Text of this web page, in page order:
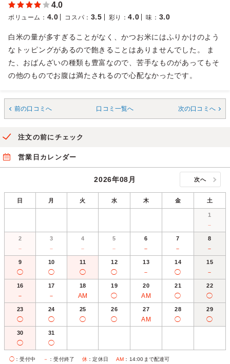
4.0
ボリューム ： 4.0 コスパ ： 3.5 彩り ：4.0 味 ： 3.0
白米の量が多すぎることがなく、かつお米にはふりかけのよう
なトッピングがあるので飽きることはありませんでした。 ま
た、おばんざいの種類も豊富なので、苦手なものがあってもそ
の他のものでお腹は満たされるので心配なかったです。
前の口コミへ 口コミ一覧へ 次の口コミへ
注文の前にチェック
営業日カレンダー
2026年08月 次へ
日 月 火 水 木 金 土
1
－
2
－
3
－
4
－
5
－
6
－
7
－
8
－
9
◯
10
◯
11
◯
12
◯
13
－
14
◯
15
－
16
－
17
－
18
AM
19
◯
20
AM
21
◯
22
◯
23
◯
24
◯
25
◯
26
◯
27
AM
28
◯
29
◯
30
◯
31
◯
◯ ：受付中 － ：受付終了 休 ：定休日 AM ：14:00まで配達可